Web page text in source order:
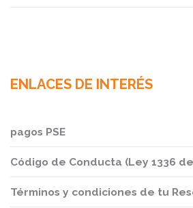
ENLACES DE INTERÉS
pagos PSE
Código de Conducta (Ley 1336
Términos y condiciones de tu